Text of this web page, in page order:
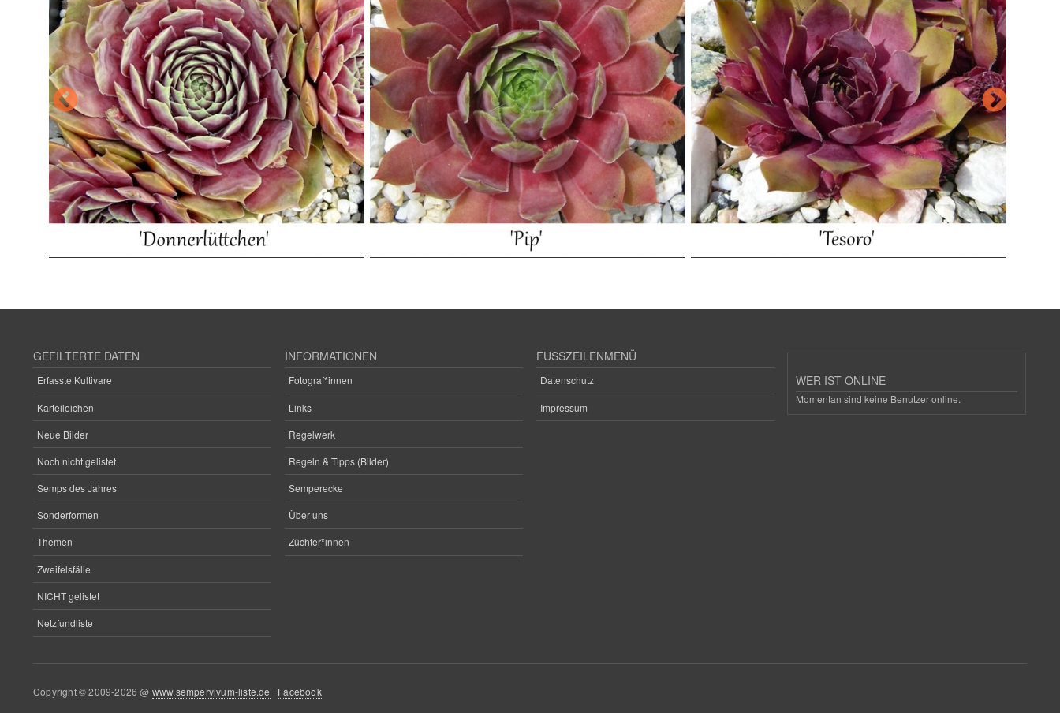
GEFILTERTE DATEN
Erfasste Kultivare
Karteileichen
Neue Bilder
Noch nicht gelistet
Semps des Jahres
Sonderformen
Themen
Zweifelsfälle
NICHT gelistet
Netzfundliste
INFORMATIONEN
Fotograf*innen
Links
Regelwerk
Regeln & Tipps (Bilder)
Semperecke
Über uns
Züchter*innen
FUSSZEILENMENÜ
Datenschutz
Impressum
WER IST ONLINE
Momentan sind keine Benutzer online.
Copyright © 2009-2026 @ www.sempervivum-liste.de | Facebook